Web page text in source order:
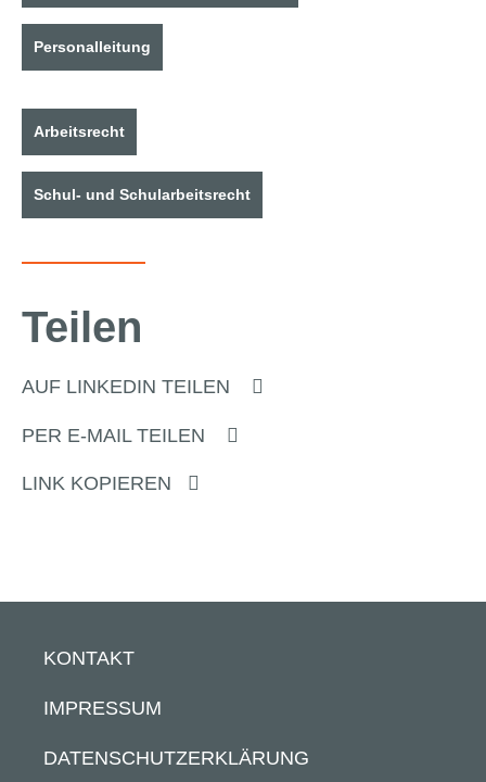
Personalleitung
Arbeitsrecht
Schul- und Schularbeitsrecht
Teilen
AUF LINKEDIN TEILEN
PER E-MAIL TEILEN
LINK KOPIEREN
KONTAKT
IMPRESSUM
DATENSCHUTZERKLÄRUNG